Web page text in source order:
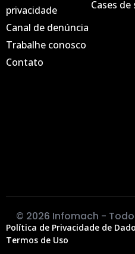
privacidade
Canal de denúncia
Trabalhe conosco
Contato
Cases de
© 2026 Infomach -
Política de Privacidade de
Termos de Uso